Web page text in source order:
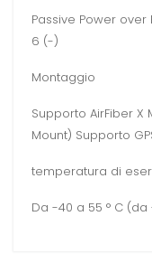
Passive Power over
6 (-)
Montaggio
Supporto AirFiber
Mount) Supporto
temperatura di
Da -40 a 55 ° C (da